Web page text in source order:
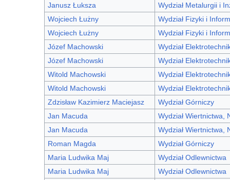
Janusz Łuksza
Wydział Metalurgii i
Wojciech Łużny
Wydział Fizyki i
Wojciech Łużny
Wydział Fizyki i
Józef Machowski
Wydział
Józef Machowski
Wydział
Witold Machowski
Wydział
Witold Machowski
Wydział
Zdzisław Kazimierz Maciejasz
Wydział Górniczy
Jan Macuda
Wydział Wiertnictwa,
Jan Macuda
Wydział Wiertnictwa,
Roman Magda
Wydział Górniczy
Maria Ludwika Maj
Wydział Odlewnictwa
Maria Ludwika Maj
Wydział Odlewnictwa